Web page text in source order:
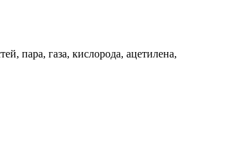
пара, газа, кислорода, ацетилена,